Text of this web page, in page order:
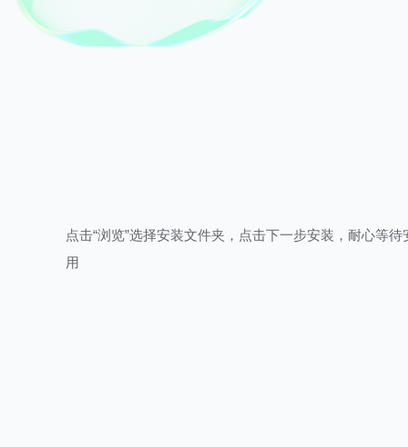
点击“浏览”选择安装文件夹，点击下一步安装，耐心等
用